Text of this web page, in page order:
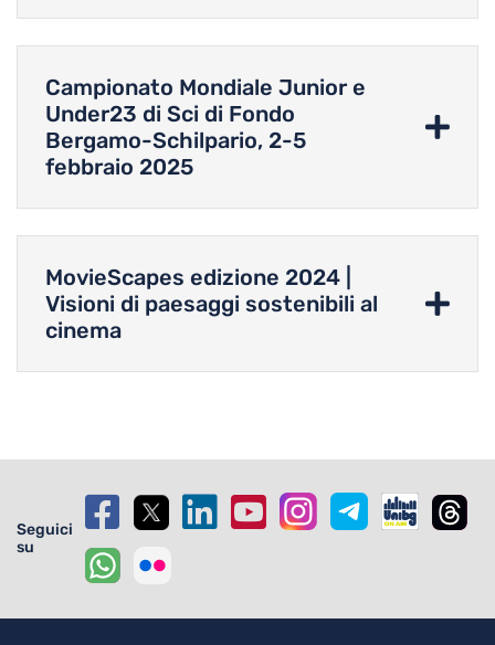
Campionato Mondiale Junior e
Under23 di Sci di Fondo
Bergamo-Schilpario, 2-5
febbraio 2025
MovieScapes edizione 2024 |
Visioni di paesaggi sostenibili al
cinema
Seguici
su